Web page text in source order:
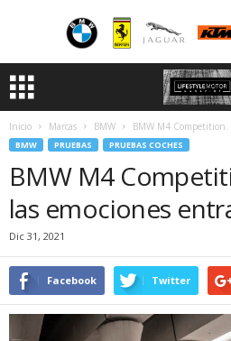
Inicio Marcas BMW BMW M4
BMW PRUEBAS PRUEBAS COCHES
BMW M4
las emociones
Dic 31, 2021
Facebook Twitter